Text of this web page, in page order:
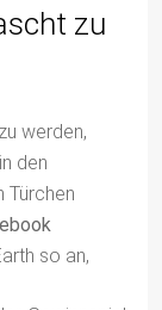
zu
werden,
in den
Türchen
so an,